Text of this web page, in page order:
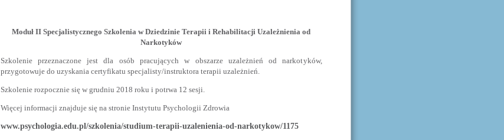
Moduł II Specjalistycznego Szkolenia w Dziedzinie Terapii i Rehabilitacji Uzależnienia od
Narkotyków
Szkolenie przeznaczone jest dla osób pracujących w obszarze uzależnień od narkotyków,
przygotowuje do uzyskania certyfikatu specjalisty/instruktora terapii uzależnień.
Szkolenie rozpocznie się w grudniu 2018 roku i potrwa 12 sesji.
Więcej informacji znajduje się na stronie Instytutu Psychologii Zdrowia
www.psychologia.edu.pl/szkolenia/studium-terapii-uzalenienia-od-narkotykow/1175